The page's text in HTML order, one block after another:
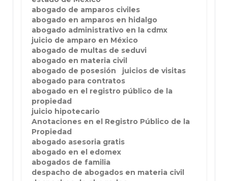
abogado de amparos civiles
abogado en amparos en hidalgo
abogado administrativo en la cdmx
juicio de amparo en México
abogado de multas de seduvi
abogado en materia civil
abogado de posesión
juicios de visitas
abogado para contratos
abogado en el registro público de la
propiedad
juicio hipotecario
Anotaciones en el Registro Público de la
Propiedad
abogado asesoria gratis
abogado en el edomex
abogados de familia
despacho de abogados en materia civil